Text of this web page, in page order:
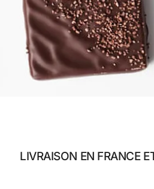
LIVRAISON EN FRANCE